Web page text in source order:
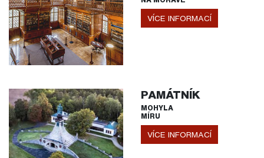
VÍCE INFORMACÍ
PAMÁTNÍK
MOHYLA
MÍRU
VÍCE INFORMACÍ